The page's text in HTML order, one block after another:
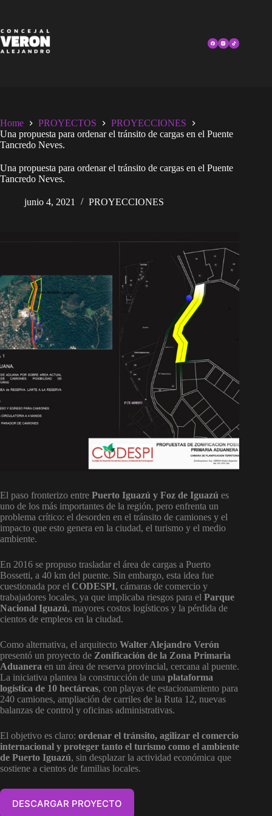
Home PROYECTOS
PROYECCIONES
Una propuesta para ordenar el tránsito de cargas en el Puente
Tancredo Neves.
Una propuesta para ordenar el tránsito de cargas en el Puente
Tancredo Neves.
junio 4, 2021 PROYECCIONES
El paso fronterizo entre Puerto Iguazú y Foz de Iguazú es
uno de los más importantes de la región, pero enfrenta un
problema crítico: el desorden en el tránsito de camiones y el
impacto que esto genera en la ciudad, el turismo y el medio
ambiente.
En 2016 se propuso trasladar el área de cargas a Puerto
Bossetti, a 40 km del puente. Sin embargo, esta idea fue
cuestionada por el CODESPI, cámaras de comercio y
trabajadores locales, ya que implicaba riesgos para el Parque
Nacional Iguazú, mayores costos logísticos y la pérdida de
cientos de empleos en la ciudad.
Como alternativa, el arquitecto Walter Alejandro Verón
presentó un proyecto de Zonificación de la Zona Primaria
Aduanera en un área de reserva provincial, cercana al puente.
La iniciativa plantea la construcción de una plataforma
logística de 10 hectáreas, con playas de estacionamiento para
240 camiones, ampliación de carriles de la Ruta 12, nuevas
balanzas de control y oficinas administrativas.
El objetivo es claro: ordenar el tránsito, agilizar el comercio
internacional y proteger tanto el turismo como el ambiente
de Puerto Iguazú, sin desplazar la actividad económica que
sostiene a cientos de familias locales.
DESCARGAR PROYECTO